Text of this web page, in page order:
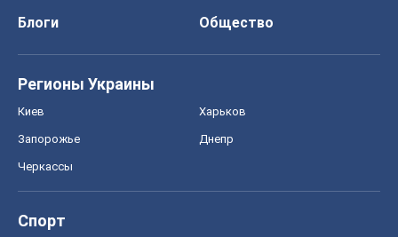
Блоги
Общество
Регионы Украины
Киев Харьков
Запорожье Днепр
Черкассы
Спорт